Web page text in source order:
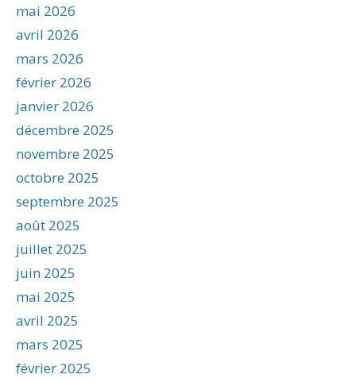
mai 2026
avril 2026
mars 2026
février 2026
janvier 2026
décembre 2025
novembre 2025
octobre 2025
septembre 2025
août 2025
juillet 2025
juin 2025
mai 2025
avril 2025
mars 2025
février 2025